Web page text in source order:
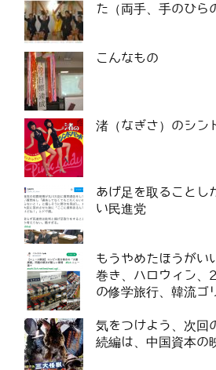
た（両手、手のひら
こんなもの
渚（なぎさ）のシン
あげ足を取ることし
い民進党
もうやめたほうがい
巻き、ハロウィン、
の修学旅行、韓流ゴ
気をつけよう、次回
続編は、中国資本の